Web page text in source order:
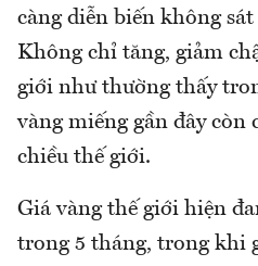
càng diễn biến không
Không chỉ tăng, giảm
giới như thường thấy
vàng miếng gần đây còn
chiều thế giới.
Giá vàng thế giới hiện
trong 5 tháng, trong khi